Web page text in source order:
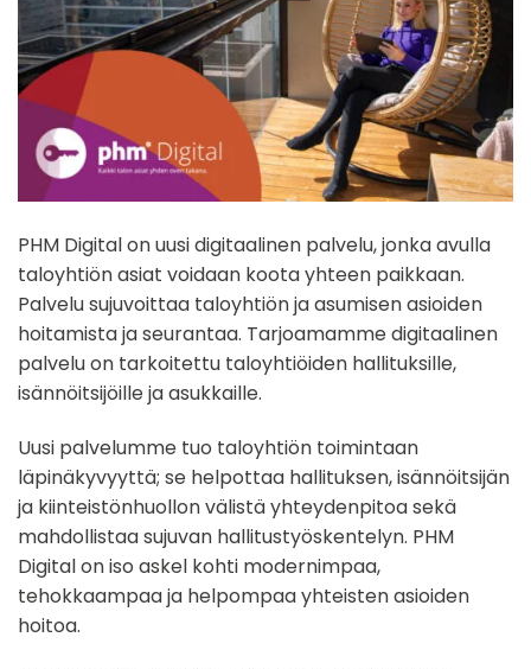
PHM Digital on uusi digitaalinen palvelu, jonka avulla
taloyhtiön asiat voidaan koota yhteen paikkaan.
Palvelu sujuvoittaa taloyhtiön ja asumisen asioiden
hoitamista ja seurantaa. Tarjoamamme digitaalinen
palvelu on tarkoitettu taloyhtiöiden hallituksille,
isännöitsijöille ja asukkaille.
Uusi palvelumme tuo taloyhtiön toimintaan
läpinäkyvyyttä; se helpottaa hallituksen, isännöitsijän
ja kiinteistönhuollon välistä yhteydenpitoa sekä
mahdollistaa sujuvan hallitustyöskentelyn. PHM
Digital on iso askel kohti modernimpaa,
tehokkaampaa ja helpompaa yhteisten asioiden
hoitoa.